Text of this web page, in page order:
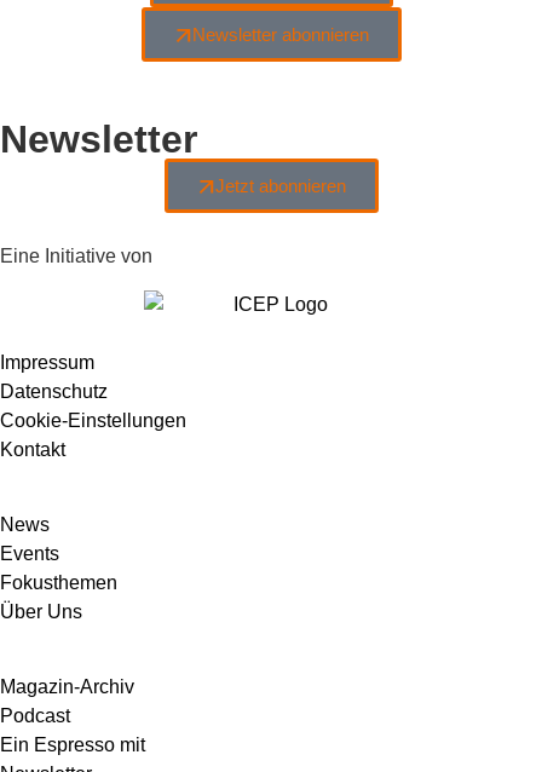
Newsletter abonnieren
Newsletter
Jetzt abonnieren
Eine Initiative von
Impressum
Datenschutz
Cookie-Einstellungen
Kontakt
News
Events
Fokusthemen
Über Uns
Magazin-Archiv
Podcast
Ein Espresso mit